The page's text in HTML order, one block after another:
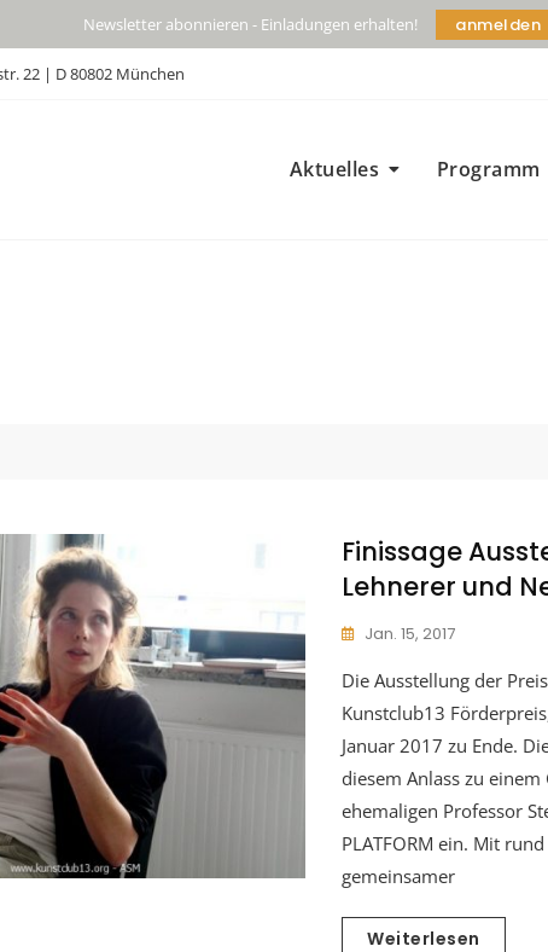
Newsletter abonnieren - Einladungen erhalten! anmelden
22 | D 80802 München
Aktuelles Programm
Finissage
Lehnerer und
Jan. 15, 2017
Die Ausstellung der
Kunstclub13
Januar 2017 zu Ende.
diesem Anlass zu
ehemaligen Professor
PLATFORM ein. Mit
gemeinsamer
Weiterlesen